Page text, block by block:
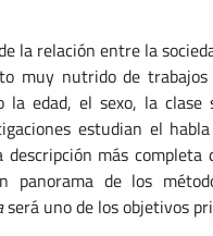
relación entre la
muy nutrido de
la edad, el sexo, la
estudian el
más completa
panorama de los
será uno de los objetivos